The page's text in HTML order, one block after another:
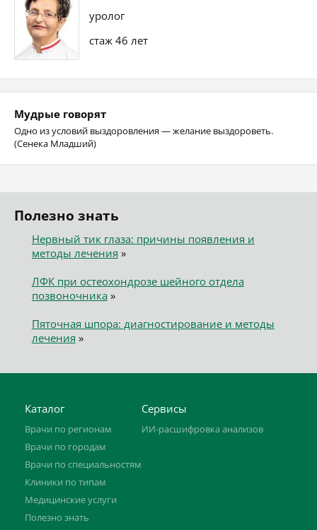
уролог
стаж 46 лет
Мудрые говорят
Одно из условий выздоровления — желание выздороветь.
(Сенека Младший)
Полезно знать
Нервный тик глаза: причины появления и
методы лечения »
ЛФК при остеохондрозе шейного отдела
позвоночника»
Пяточная шпора: диагностирование и методы
лечения »
Каталог
Врачи по регионам
Врачи по городам
Врачи по специальностям
Клиники по типам
Медицинские услуги
Полезно знать
Сервисы
ИИ-расшифровка анализов